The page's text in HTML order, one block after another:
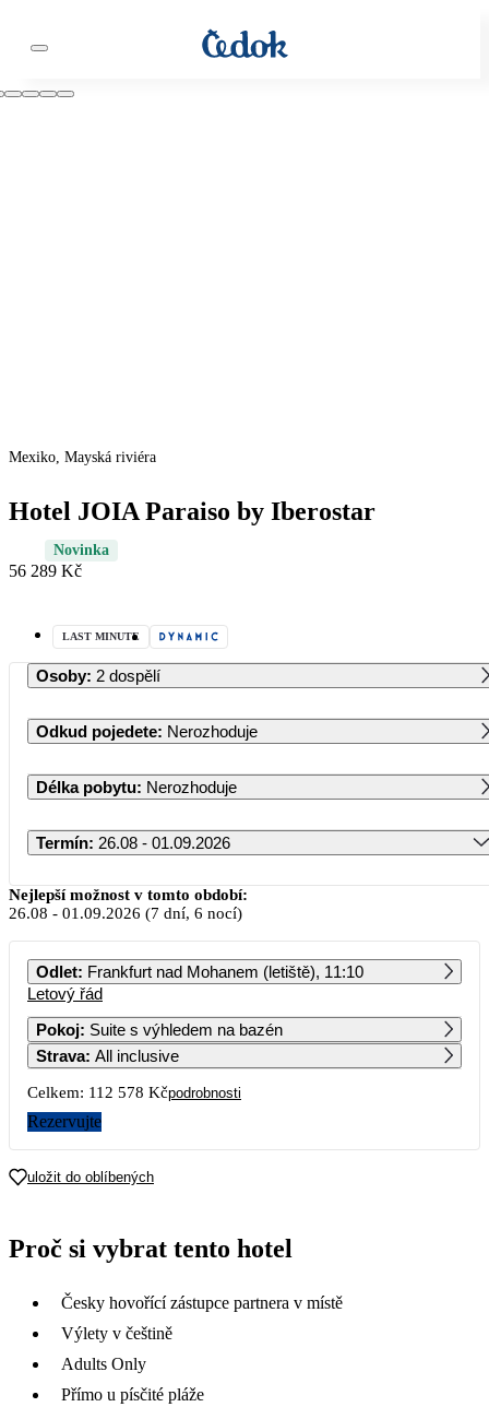
Mexiko, Mayská riviéra
Hotel JOIA Paraiso by Iberostar
Novinka
56 289 Kč
LAST MINUTE
Osoby: 2 dospělí
Odkud pojedete: Nerozhoduje
Délka pobytu: Nerozhoduje
Termín: 26.08 - 01.09.2026
Srpen 2026
PO ÚT ST ČT PÁ SO NE
3 4
10
17
65 779
18
107 559
62 819 72 919 56 289 61 279
Nejlepší možnost v tomto období:
26.08 - 01.09.2026 (7 dní, 6 nocí)
Odlet: Frankfurt nad Mohanem (letiště), 11:10
Letový řád
Pokoj:
Suite s výhledem na bazén
Strava: All inclusive
Celkem: 112 578 Kčpodrobnosti
Rezervujte
uložit do oblíbených
Proč si vybrat tento hotel
Česky hovořící zástupce partnera v místě
Výlety v češtině
Adults Only
Přímo u písčité pláže